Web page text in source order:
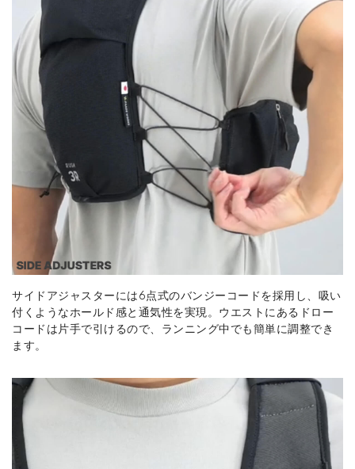
サイドアジャスターには6点式のバンジーコードを採用し、吸い
付くようなホールド感と通気性を実現。ウエストにあるドロー
コードは片手で引けるので、ランニング中でも簡単に調整でき
ます。